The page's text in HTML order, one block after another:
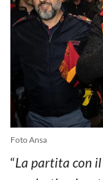
Foto Ansa
“La partita con